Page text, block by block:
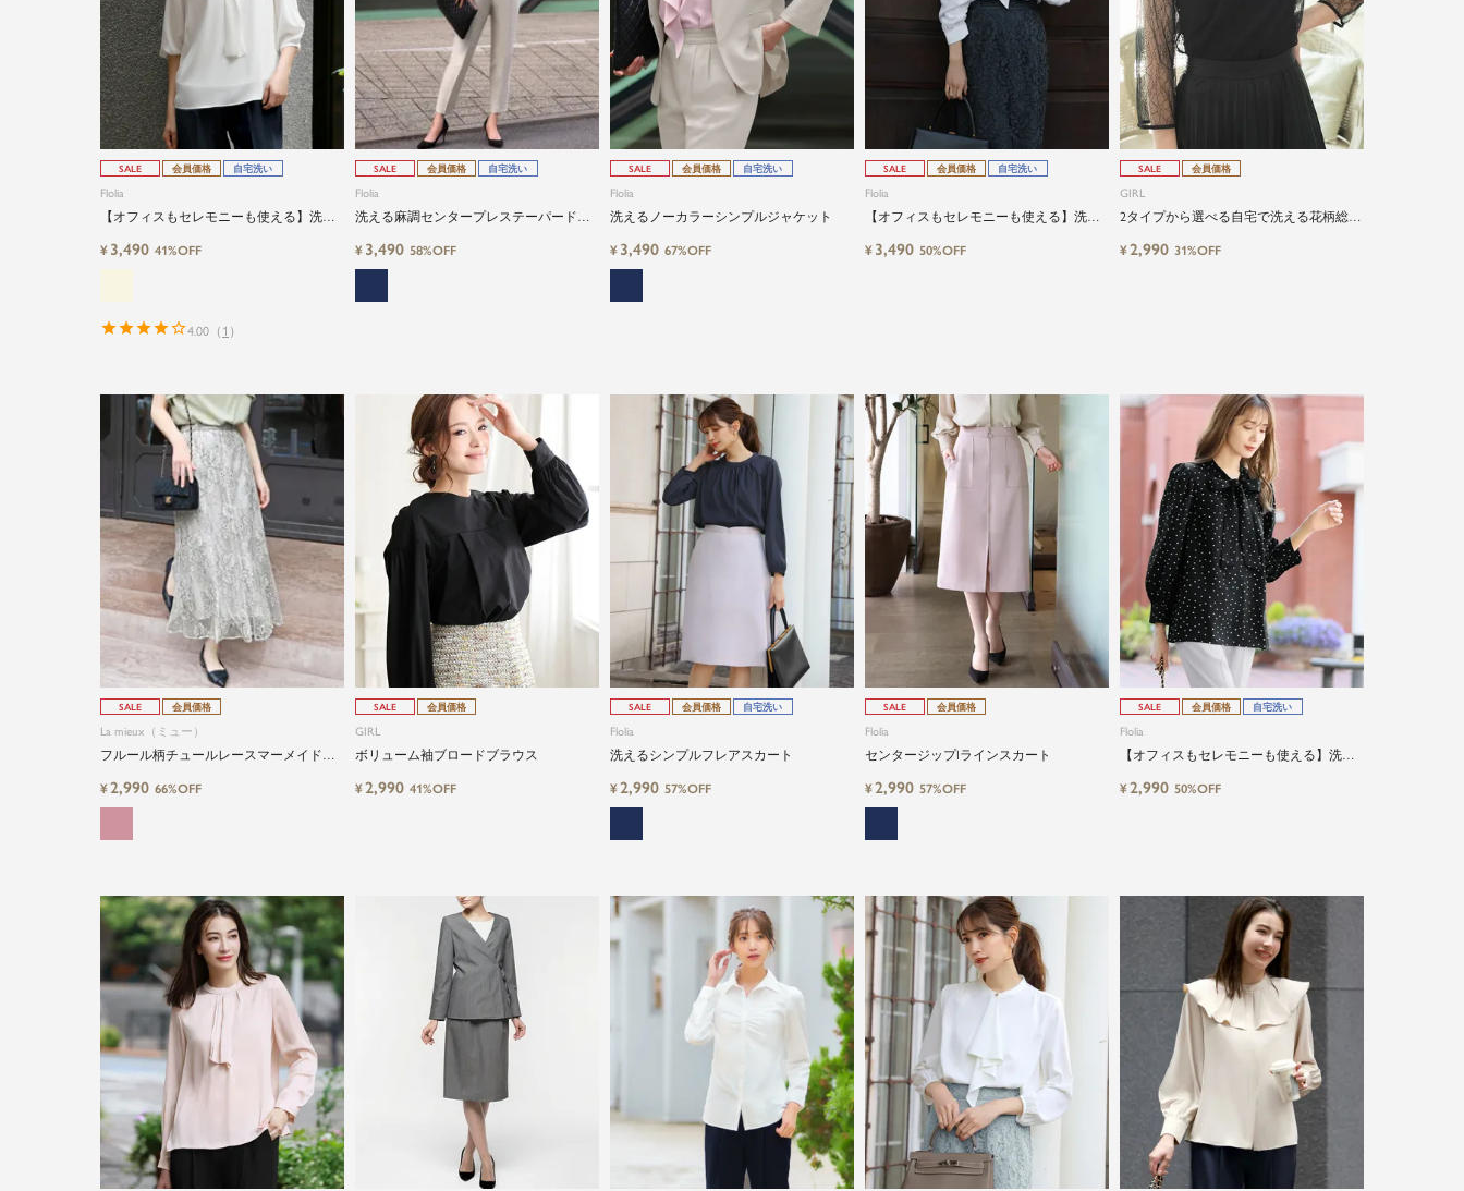
SALE 会員価格 自宅洗い
Flolia
【オフィスもセレモニーも使える】洗え
ネスブラウス
¥ 3,490 41%OFF
4.00 （ 1 ）
SALE 会員価格 自宅洗い
Flolia
洗える麻調センタープレステーパードパ
¥ 3,490 58%OFF
SALE 会員価格 自宅洗い
Flolia
洗えるノーカラーシンプルジャケット
¥ 3,490 67%OFF
SALE 会員価格 自宅洗い
Flolia
【オフィスもセレモニーも使える】洗え
フリルスタンドネックブラウス
¥ 3,490 50%OFF
SALE 会員価格
GIRL
2タイプから選べる自宅で洗える花柄総レ
ウス
¥2,990 31%OFF
SALE 会員価格
La mieux（ミュー）
フルール柄チュールレースマーメイドロ
¥2,990 66%OFF
SALE 会員価格
GIRL
ボリューム袖ブロードブラウス
¥2,990 41%OFF
SALE 会員価格 自宅洗い
Flolia
洗えるシンプルフレアスカート
¥2,990 57%OFF
SALE 会員価格
Flolia
センタージップIラインスカート
¥2,990 57%OFF
SALE 会員価格 自宅洗い
Flolia
【オフィスもセレモニーも使える】洗え
¥2,990 50%OFF